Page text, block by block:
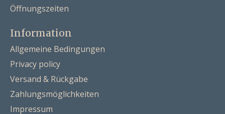
Öffnungszeiten
Information
Allgemeine Bedingungen
Privacy policy
Versand & Rückgabe
Zahlungsmöglichkeiten
Impressum